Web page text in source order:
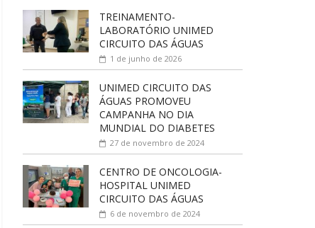
TREINAMENTO-
LABORATÓRIO UNIMED
CIRCUITO DAS ÁGUAS
1 de junho de 2026
UNIMED CIRCUITO DAS
ÁGUAS PROMOVEU
CAMPANHA NO DIA
MUNDIAL DO DIABETES
27 de novembro de 2024
CENTRO DE ONCOLOGIA-
HOSPITAL UNIMED
CIRCUITO DAS ÁGUAS
6 de novembro de 2024